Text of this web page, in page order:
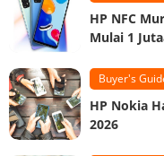
HP NFC
Mulai 1
Buyer's
HP Nokia
2026